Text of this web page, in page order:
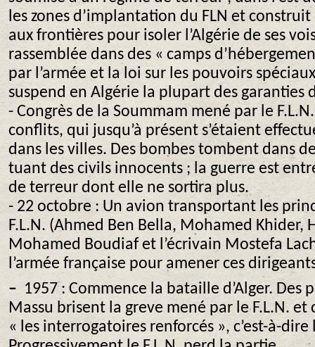
les zones d’implantation du FLN et
aux frontières pour isoler l’Algérie de ses
rassemblée dans des « camps
par l’armée et la loi sur les pouvoirs
suspend en Algérie la plupart des
- Congrès de la Soummam mené par le
conflits, qui jusqu’à présent s’étaient
dans les villes. Des bombes tombent dans
tuant des civils innocents ; la guerre est
de terreur dont elle ne sortira plus.
- 22 octobre : Un avion transportant les
F.L.N. (Ahmed Ben Bella, Mohamed Khider,
Mohamed Boudiaf et l’écrivain Mostefa
l’armée française pour amener ces
– 1957 : Commence la bataille d’Alger. Des
Massu brisent la greve mené par le F.L.N.
« les interrogatoires renforcés », c’est-à-